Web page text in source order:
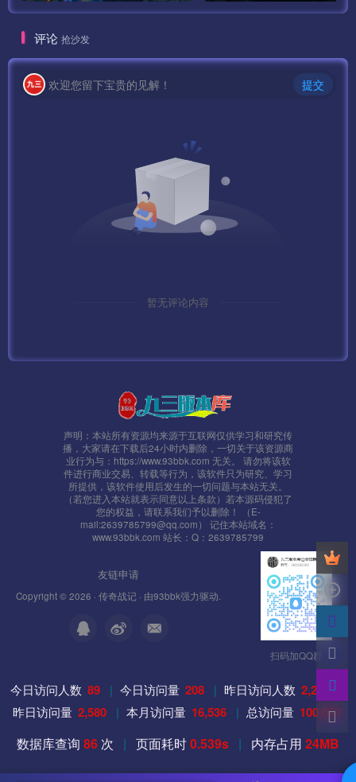
———————————————————————
服务端修改：
root\platform\Config\UdpServer.xml
root\platform\RelayServer\RelayServer.cfg
root\platform\RelayServer1\RelayServer.cfg
root\platform\UdpConnServer\UdpConnServer.cfg
root\platform\UdpConnServer1\UdpConnServer.cfg
root\s1\Config\UdpServer.xml
宝塔配置PM2管理器
启动文件
/www/wwwroot/gmald/src/app.js
PS:PM2添加项目出错解决方法
游戏总是掉线的解决办法：
PM2添加的项目内存 加大
启动platform服务
cd /root/platform
./run.sh
评论 抢沙发
欢迎您留下宝贵的见解！ 提交
暂无评论内容
声明：本站所有资源均来源于互联网仅供学习和研究传
播，大家请在下载后24小时内删除，一切关于该资源商
业行为与：https://www.93bbk.com 无关。 请勿将该软
件进行商业交易、转载等行为，该软件只为研究、学习
所提供，该软件使用后发生的一切问题与本站无关。
（若您进入本站就表示同意以上条款）若本源码侵犯了
您的权益，请联系我们予以删除！ （E-
mail:2639785799@qq.com） 记住本站域名：
www.93bbk.com 站长：Q：2639785799
友链申请
Copyright © 2026 · 传奇战记 · 由93bbk强力驱动.
扫码加QQ群
今日访问人数 89 | 今日访问量 208 | 昨日访问人数 2,225
昨日访问量 2,580 | 本月访问量 16,536 | 总访问量 100,002
数据库查询 86 次 | 页面耗时0.539s | 内存占用 24MB